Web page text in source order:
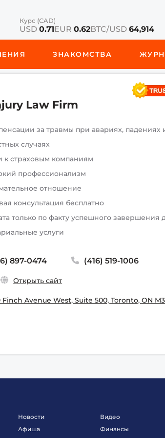
Курс (CAD)
USD 0.71EUR 0.62BTC/USD 64,914
ЗНАКОМСТВА
Law Firm
за травмы при авариях, падениях
случаях
к страховым компаниям
профессионализм
отношение
консультация бесплатно
только по факту успешного завершения
услуги
897-0474 (416) 519-1006
Открыть сайт
Finch Avenue West, Suite 500, Toronto, ON
Новости
Афиша
Видео
Финансы